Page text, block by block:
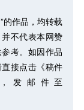
的作品，均转载
不代表本网赞
考。如因作品
接点击 《稿件
发邮件至